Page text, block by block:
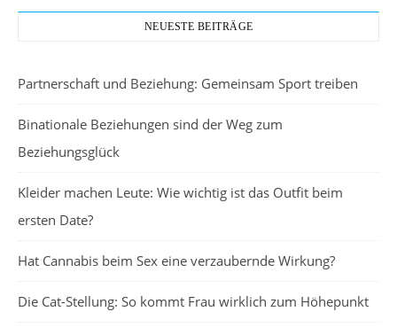
NEUESTE BEITRÄGE
Partnerschaft und Beziehung: Gemeinsam Sport treiben
Binationale Beziehungen sind der Weg zum
Beziehungsglück
Kleider machen Leute: Wie wichtig ist das Outfit beim
ersten Date?
Hat Cannabis beim Sex eine verzaubernde Wirkung?
Die Cat-Stellung: So kommt Frau wirklich zum Höhepunkt